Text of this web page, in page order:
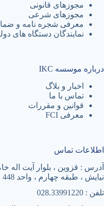
مجوزهای قانونی
مجوزهای شرعی
معرفی شجره نامه و
نمایندگان دستگاه های
درباره موسسه IKC
اخبار و بلاگ
تماس با ما
قوانین و مقررات
معرفی FCI
اطلاعات تماس
آدرس : قزوین ، بلوار آیت اله
نیایش ، طبقه چهارم ، واحد 448
تلفن : 028.33991220